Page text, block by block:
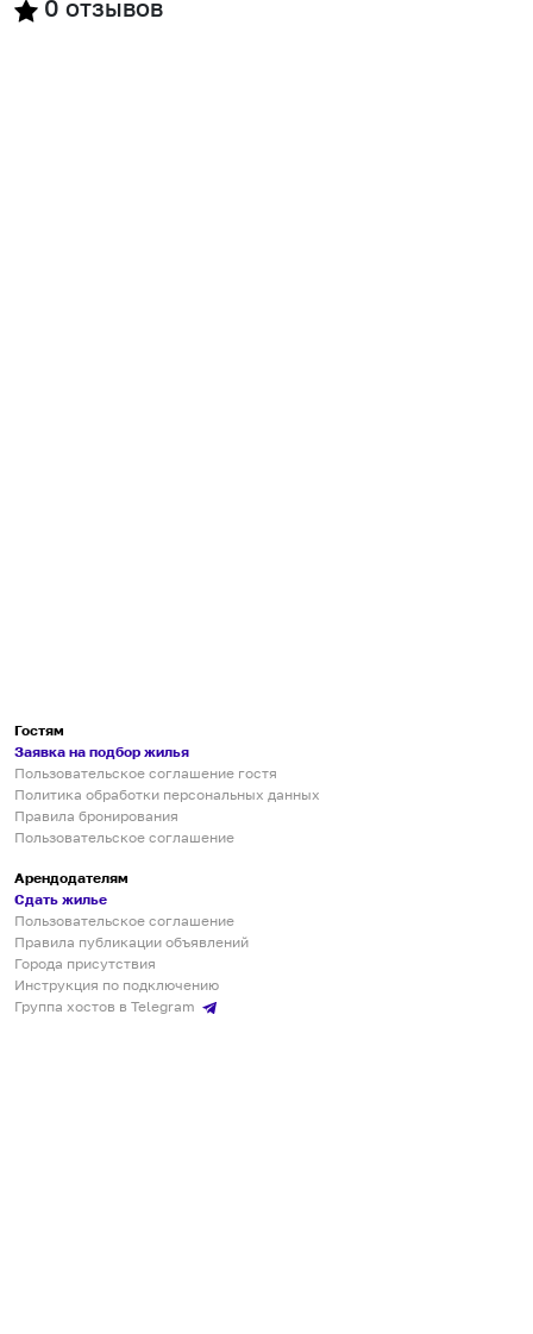
0 отзывов
Гостям
Заявка на подбор жилья
Пользовательское соглашение гостя
Политика обработки персональных данных
Правила бронирования
Пользовательское соглашение
Арендодателям
Сдать жилье
Пользовательское соглашение
Правила публикации объявлений
Города присутствия
Инструкция по подключению
Группа хостов в Telegram